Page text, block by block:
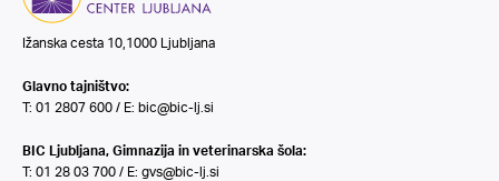
Ižanska cesta 10,1000 Ljubljana
Glavno tajništvo:
T: 01 2807 600 / E: bic@bic-lj.si
BIC Ljubljana, Gimnazija in veterinarska šola:
T: 01 28 03 700 / E: gvs@bic-lj.si